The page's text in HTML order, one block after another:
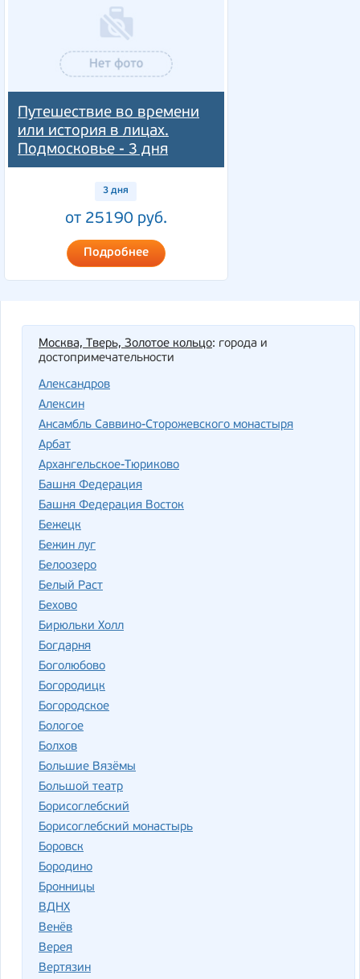
Путешествие во времени
или история в лицах.
Подмосковье - 3 дня
3 дня
от 25190 руб.
Подробнее
Москва, Тверь, Золотое кольцо: города и
достопримечательности
Александров
Алексин
Ансамбль Саввино-Сторожевского монастыря
Арбат
Архангельское-Тюриково
Башня Федерация
Башня Федерация Восток
Бежецк
Бежин луг
Белоозеро
Белый Раст
Бехово
Бирюльки Холл
Богдарня
Боголюбово
Богородицк
Богородское
Бологое
Болхов
Большие Вязёмы
Большой театр
Борисоглебский
Борисоглебский монастырь
Боровск
Бородино
Бронницы
ВДНХ
Венёв
Верея
Вертязин